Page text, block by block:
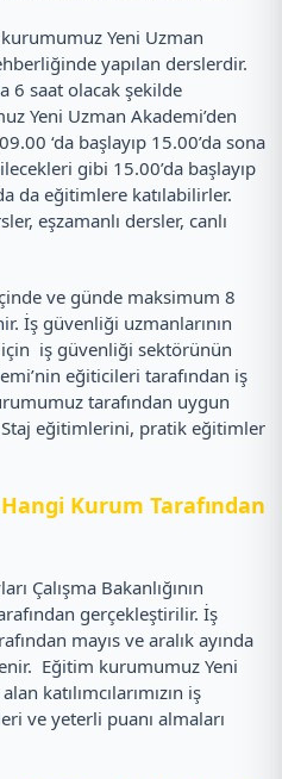
Yeni Uzman
yapılan derslerdir.
6 saat olacak şekilde
Yeni Uzman Akademi’den
‘da başlayıp 15.00’da sona
gibi 15.00’da başlayıp
da eğitimlere katılabilirler.
eşzamanlı dersler, canlı
ve günde maksimum 8
İş güvenliği uzmanlarının
iş güvenliği sektörünün
eğiticileri tarafından iş
tarafından uygun
Staj eğitimlerini, pratik eğitimler
Kurum Tarafından
Çalışma Bakanlığının
gerçekleştirilir. İş
mayıs ve aralık ayında
Eğitim kurumumuz Yeni
katılımcılarımızın iş
ve yeterli puanı almaları